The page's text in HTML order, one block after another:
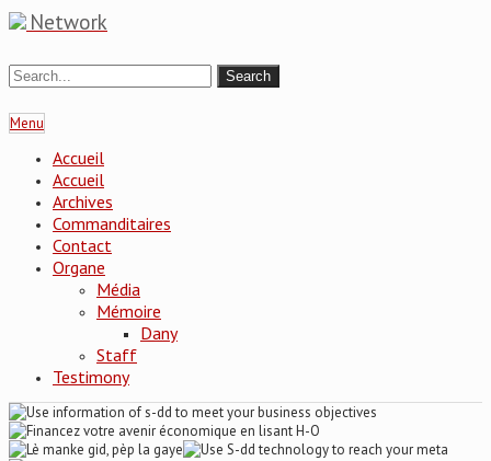
Network
Menu
Accueil
Accueil
Archives
Commanditaires
Contact
Organe
Média
Mémoire
Dany
Staff
Testimony